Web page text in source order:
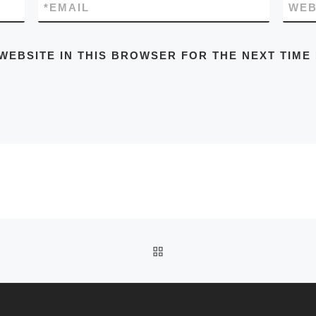
EMAIL
*
IN THIS BROWSER FOR THE NEXT TIME